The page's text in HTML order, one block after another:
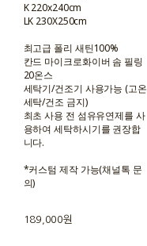
K 220x240cm
LK 230X250cm
최고급 폴리 새틴100%
칸드 마이크로화이버 솜 필링
20온스
세탁기/건조기 사용가능 (고온
세탁/건조 금지)
최초 사용 전 섬유유연제를 사
용하여 세탁하시기를 권장합
니다.
*커스텀 제작 가능(채널톡 문
의)
189,000원